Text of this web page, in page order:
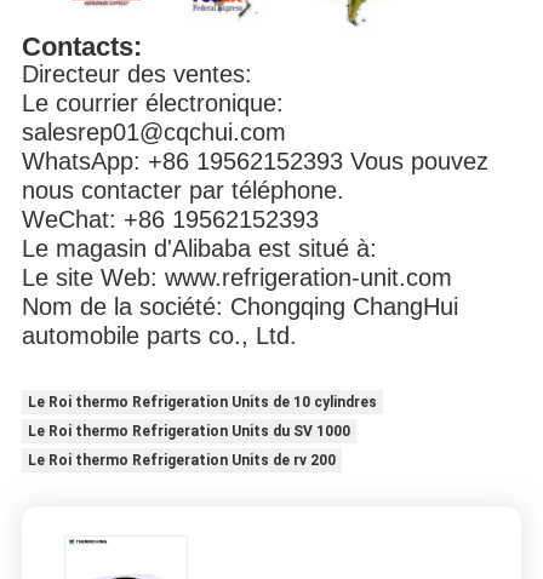
Contacts:
Directeur des ventes:
Le courrier électronique:
salesrep01@cqchui.com
WhatsApp: +86 19562152393 Vous pouvez
nous contacter par téléphone.
WeChat: +86 19562152393
Le magasin d'Alibaba est situé à:
Le site Web: www.refrigeration-unit.com
Nom de la société: Chongqing ChangHui
automobile parts co., Ltd.
Le Roi thermo Refrigeration Units de 10 cylindres
Le Roi thermo Refrigeration Units du SV 1000
Le Roi thermo Refrigeration Units de rv 200